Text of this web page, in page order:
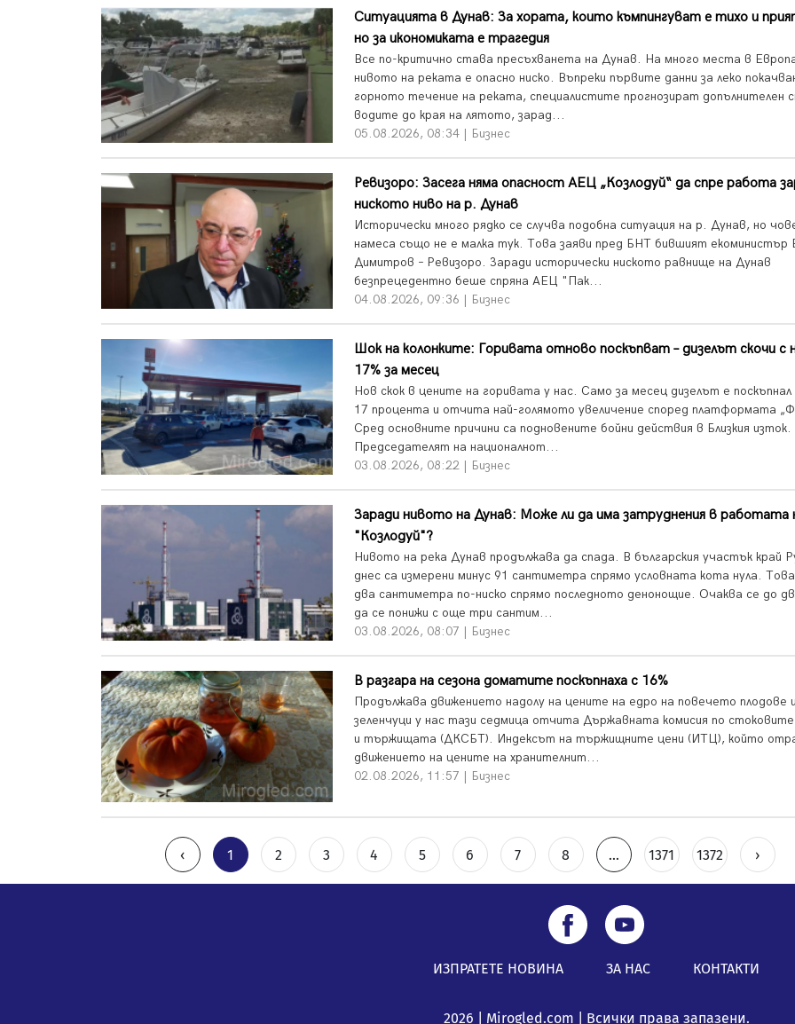
Ситуацията в Дунав: За хората, които къмпингуват е тихо и
но за икономиката е трагедия
Все по-критично става пресъхванета на Дунав. На много места в
нивото на реката е опасно ниско. Въпреки първите данни за леко
горното течение на реката, специалистите прогнозират допълнителен
водите до края на лятото, зарад...
05.08.2026, 08:34 | Бизнес
Ревизоро: Засега няма опасност АЕЦ „Козлодуй“ да спре работа
ниското ниво на р. Дунав
Исторически много рядко се случва подобна ситуация на р. Дунав, но
намеса също не е малка тук. Това заяви пред БНТ бившият екоминистър
Димитров – Ревизоро. Заради исторически ниското равнище на Дунав
безпрецедентно беше спряна АЕЦ "Пак...
04.08.2026, 09:36 | Бизнес
Шок на колонките: Горивата отново поскъпват – дизелът скочи с
17% за месец
Нов скок в цените на горивата у нас. Само за месец дизелът е поскъпнал
17 процента и отчита най-голямото увеличение според платформата
Сред основните причини са подновените бойни действия в Близкия изток.
Председателят на националнот...
03.08.2026, 08:22 | Бизнес
Заради нивото на Дунав: Може ли да има затруднения в работата
"Козлодуй"?
Нивото на река Дунав продължава да спада. В българския участък край
днес са измерени минус 91 сантиметра спрямо условната кота нула.
два сантиметра по-ниско спрямо последното денонощие. Очаква се до
да се понижи с още три сантим...
03.08.2026, 08:07 | Бизнес
В разгара на сезона доматите поскъпнаха с 16%
Продължава движението надолу на цените на едро на повечето плодове и
зеленчуци у нас тази седмица отчита Държавната комисия по
и тържищата (ДКСБТ). Индексът на тържищните цени (ИТЦ), който
движението на цените на хранителнит...
02.08.2026, 11:57 | Бизнес
‹ 1 2 3 4 5 6 7 8 ... 1371 1372 ›
ИЗПРАТЕТЕ НОВИНА ЗА НАС КОНТАКТИ
2026 | Mirogled.com | Всички права запазени.